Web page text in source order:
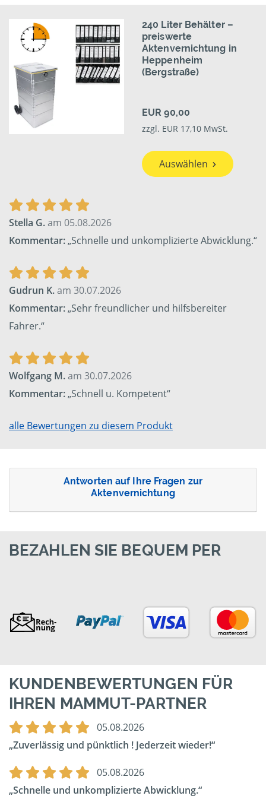
240 Liter Behälter –
preiswerte
Aktenvernichtung in
Heppenheim
(Bergstraße)
EUR 90,00
zzgl. EUR 17,10 MwSt.
Auswählen
Stella G.am 05.08.2026
Kommentar:„Schnelle und unkomplizierte Abwicklung.“
Gudrun K.am 30.07.2026
Kommentar:„Sehr freundlicher und hilfsbereiter
Fahrer.“
Wolfgang M.am 30.07.2026
Kommentar:„Schnell u. Kompetent“
alle Bewertungen zu diesem Produkt
Antworten auf Ihre Fragen zur
Aktenvernichtung
BEZAHLEN SIE BEQUEM PER
KUNDENBEWERTUNGEN FÜR
IHREN MAMMUT-PARTNER
05.08.2026
Zuverlässig und pünktlich ! Jederzeit wieder!
05.08.2026
Schnelle und unkomplizierte Abwicklung.